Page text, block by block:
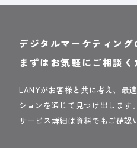
デジタルマーケティング
まずはお気軽にご相談く
LANYがお客様と共に考え、最
ションを通じて見つけ出します。
サービス詳細は資料でもご確認